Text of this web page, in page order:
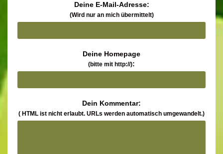
Deine E-Mail-Adresse:
(Wird nur an mich übermittelt)
Deine Homepage
(bitte mit http://):
Dein Kommentar:
( HTML ist nicht erlaubt. URLs werden automatisch umgewandelt.)